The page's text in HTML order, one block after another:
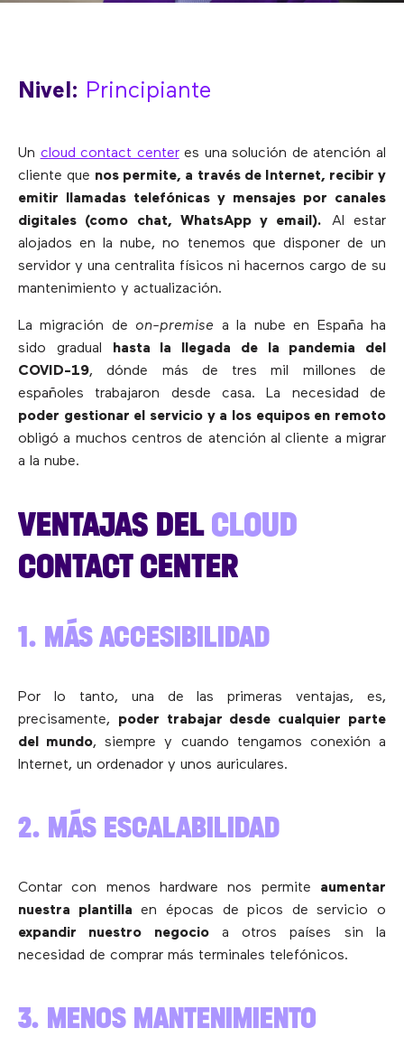
Nivel: Principiante
Un cloud contact centeres una solución de atención al
cliente que nos permite, a través de Internet, recibir y
emitir llamadas telefónicas y mensajes por canales
digitales (como chat, WhatsApp y email). Al estar
alojados en la nube, no tenemos que disponer de un
servidor y una centralita físicos ni hacernos cargo de su
mantenimiento y actualización.
La migración deon-premise a la nube en España ha
sido gradual
hasta la llegada de la pandemia del
COVID-19, dónde más de tres mil millones de
españoles trabajaron desde casa. La necesidad de
poder gestionar el servicio y a los equipos en remoto
obligó a muchos centros de atención al cliente a migrar
a la nube.
VENTAJAS DELCLOUD
CONTACT CENTER
1. MÁS ACCESIBILIDAD
Por lo tanto, una de las primeras ventajas, es,
precisamente, poder trabajar desde cualquier parte
del mundo, siempre y cuando tengamos conexión a
Internet, un ordenador y unos auriculares.
2. MÁS ESCALABILIDAD
Contar con menos hardware nos permite aumentar
nuestra plantilla en épocas de picos de servicio o
expandir nuestro negocioa otros países sin la
necesidad de comprar más terminales telefónicos.
3. MENOS MANTENIMIENTO